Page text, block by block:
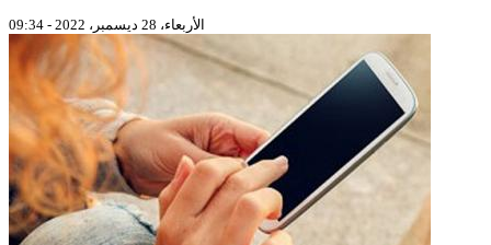
الأربعاء، 28 ديسمبر، 2022 - 09:34